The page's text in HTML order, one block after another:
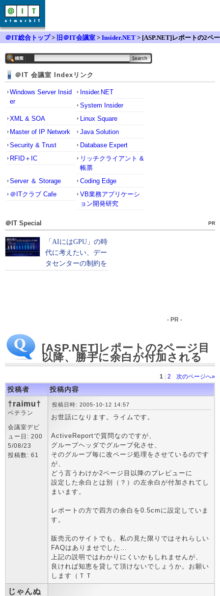
＠IT総合トップ> 旧＠IT会議室 > Insider.NET > [ASP.NET]レポートの2ペー
＠IT 会議室 Indexリンク
Windows Server Insid
er
Insider.NET
System Insider
XML & SOA
Linux Square
Master of IP Network
Java Solution
Security & Trust
Database Expert
RFID＋IC
リッチクライアント &
帳票
Server ＆ Storage
Coding Edge
＠ITクラブ Cafe
VB業務アプリケーシ
ョン開発研究
＠IT Special PR
- PR -
[ASP.NET]レポートの2ページ目
以降、勝手に余白が付加される
1 2 次のページへ»
投稿者 投稿内容
†raimu†
ベテラン
会議室デビ
ュー日: 200
5/08/23
投稿数: 61
投稿日時: 2005-10-12 14:57
お世話になります。ライムです。
ActiveReportで質問なのですが、
グループヘッダでグループ化させ、
そのグループ毎に改ページ処理をさせているのです
が、
どう言うわけか2ページ目以降のプレビューに
設定した余白とは別（？）の左余白が付加されてし
まいます。
レポートの方で四方の余白を0.5cmに設定していま
す。
販売元のサイトでも、私の見た限りではそれらしい
FAQはありませでした…
上記の説明ではわかりにくいかもしれませんが、
良ければ知恵を貸して頂けないでしょうか。お願い
します（ＴＴ
じゃんぬ